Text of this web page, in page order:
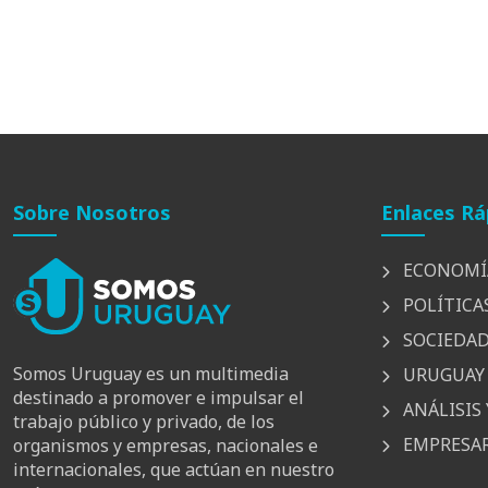
Sobre Nosotros
Somos Uruguay es un multimedia
destinado a promover e impulsar el
trabajo público y privado, de los
organismos y empresas, nacionales e
internacionales, que actúan en nuestro
Enlaces
ANÁLISIS